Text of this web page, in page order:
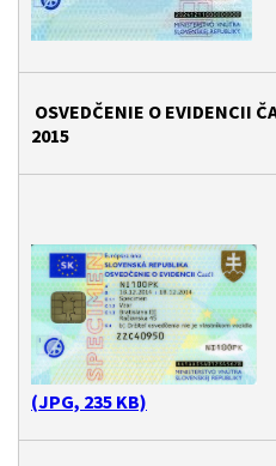
OSVEDČENIE O EVIDENCII
2015
(JPG, 235 KB)